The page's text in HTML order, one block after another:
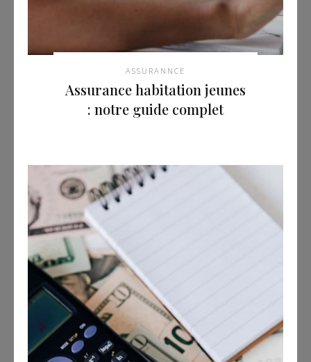
ASSURANNCE
Assurance habitation jeunes
: notre guide complet